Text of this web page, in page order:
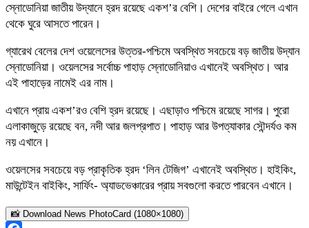
স্নোডোনিয়া জাতীয় উদ্যানে হ্রদ রয়েছে একশ’র বেশি। দেশের বাইরে গেলে এখান
থেকে ঘুরে আসতে পারেন।
গ্যারেথ বেলের দেশ ওয়েলেসের উত্তর-পশ্চিমে অবস্থিত সবচেয়ে বড় জাতীয় উদ্যান
স্নোডোনিয়া। ওয়েলসের সর্বোচ্চ পাহাড় স্নোডোনিয়াও এখানেই অবস্থিত। আর
এই পাহাড়ের নামেই এর নাম।
এখানে প্রায় একশ’রও বেশি হ্রদ রয়েছে। এছাড়াও পশ্চিমে রয়েছে সাগর। পুরো
এলাকাজুড়ে রয়েছে বন, নদী আর জলপ্রপাত। পাহাড় আর উপত্যাকার সৌন্দর্যও কম
নয় এখানে।
ওয়েলসের সবচেয়ে বড় প্রাকৃতিক হ্রদ ‘লিন টেজিগ’ এখানেই অবস্থিত। হাইকিং,
মাউন্টেইন বাইকিং, সার্ফিং- অ্যাডভেঞ্চারের প্রায় সবগুলো করতে পারবেন এখানে।
📸 Download News PhotoCard (1080×1080)